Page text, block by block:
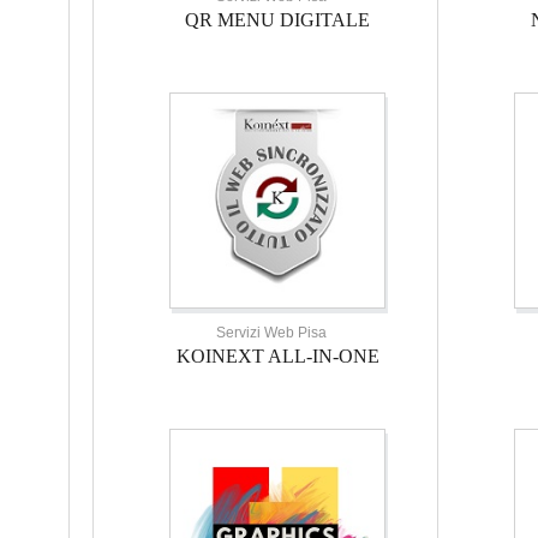
QR MENU DIGITALE
Servizi Web Pisa
KOINEXT ALL-IN-ONE